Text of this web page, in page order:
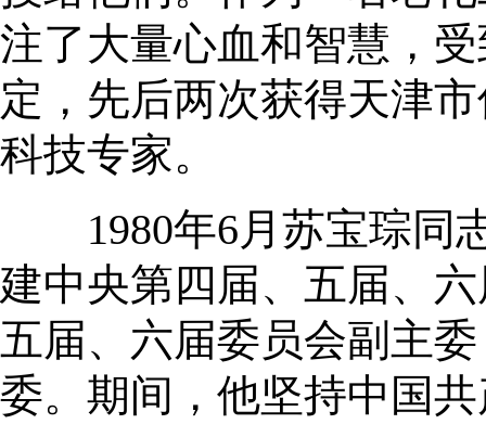
注了大量心血和智慧，
定，先后两次获得天津
科技专家。
1980年6月苏宝琮同志
建中央第四届、五届、
五届、六届委员会副主
委。期间，他坚持中国